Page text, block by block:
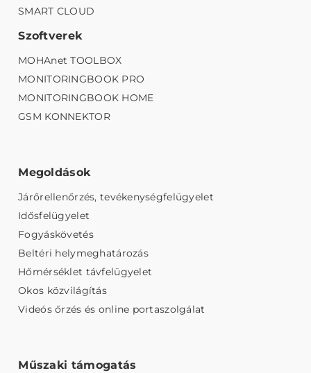
SMART CLOUD
Szoftverek
MOHAnet TOOLBOX
MONITORINGBOOK PRO
MONITORINGBOOK HOME
GSM KONNEKTOR
Megoldások
Járőrellenőrzés, tevékenységfelügyelet
Idősfelügyelet
Fogyáskövetés
Beltéri helymeghatározás
Hőmérséklet távfelügyelet
Okos közvilágítás
Videós őrzés és online portaszolgálat
Műszaki támogatás